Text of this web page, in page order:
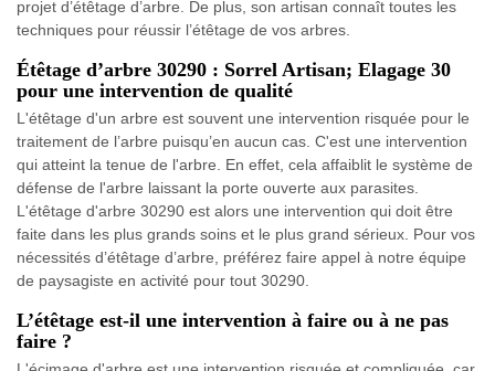
projet d’étêtage d’arbre. De plus, son artisan connaît toutes les
techniques pour réussir l’étêtage de vos arbres.
Étêtage d’arbre 30290 : Sorrel Artisan; Elagage 30
pour une intervention de qualité
L'étêtage d'un arbre est souvent une intervention risquée pour le
traitement de l’arbre puisqu’en aucun cas. C'est une intervention
qui atteint la tenue de l'arbre. En effet, cela affaiblit le système de
défense de l'arbre laissant la porte ouverte aux parasites.
L'étêtage d'arbre 30290 est alors une intervention qui doit être
faite dans les plus grands soins et le plus grand sérieux. Pour vos
nécessités d’étêtage d’arbre, préférez faire appel à notre équipe
de paysagiste en activité pour tout 30290.
L’étêtage est-il une intervention à faire ou à ne pas
faire ?